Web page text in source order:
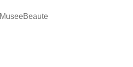
MuseeBeaute